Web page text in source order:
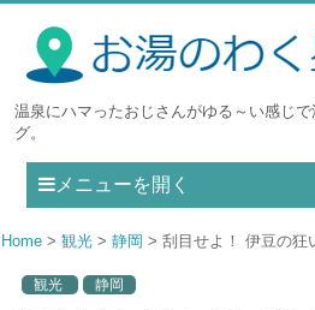
温泉にハマったおじさんがゆる～い感じ
グ。
メニューを開く
Home 観光 静岡 刮目せよ！ 伊豆の狂い咲
観光 静岡